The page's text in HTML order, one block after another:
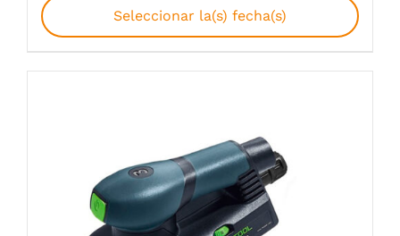
Seleccionar la(s) fecha(s)